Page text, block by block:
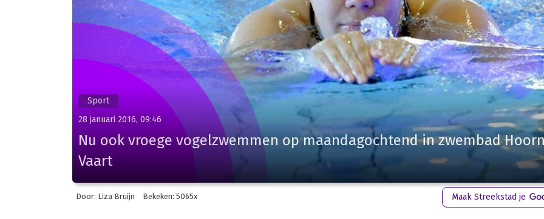
Sport
28 januari 2016, 09:46
Nu ook vroege vogelzwemmen op maandagochtend in zwembad
Vaart
Door: Liza Bruijn Bekeken: 5065x Maak Streekstad je